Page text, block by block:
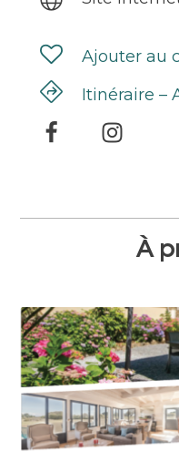
Ajouter au
Itinéraire –
À